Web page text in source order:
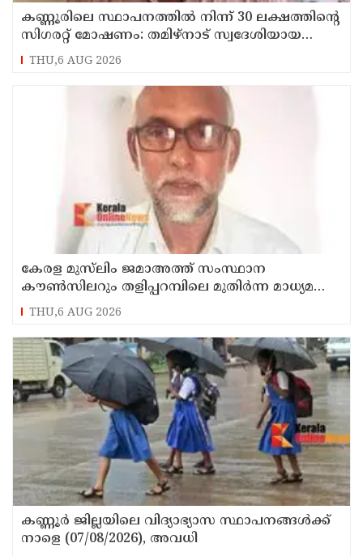
കണ്ണൂരിലെ സ്ഥാപനത്തിൽ നിന്ന് 30 ലക്ഷത്തിന്റെ
സിഗരറ്റ് മോഷണം: തമിഴ്‌നാട് സ്വദേശിയായ
സെയിൽസ്മാൻ തെങ്കാശിയിൽ പിടിയിൽ
THU,6 AUG 2026
കേരള മുസ്‌ലിം ജമാഅത്ത് സംസ്ഥാന
കൗൺസിലറും തളിപ്പറമ്പിലെ മുതിർന്ന മാധ്യമ
പ്രവർത്തകനുമായ ബി എ അലി മൊഗ്രാൽ
നിര്യാതനായി
THU,6 AUG 2026
കണ്ണൂർ ജില്ലയിലെ വിദ്യാഭ്യാസ സ്ഥാപനങ്ങള്‍ക്ക്
നാളെ (07/08/2026), അവധി